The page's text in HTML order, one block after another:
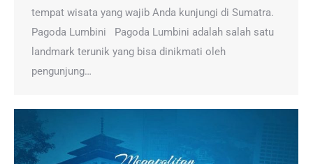
tempat wisata yang wajib Anda kunjungi di Sumatra.
Pagoda Lumbini Pagoda Lumbini adalah salah satu
landmark terunik yang bisa dinikmati oleh
pengunjung…